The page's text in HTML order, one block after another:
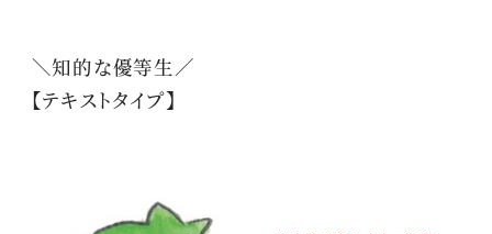
＼知的な優等生／
【テキストタイプ】